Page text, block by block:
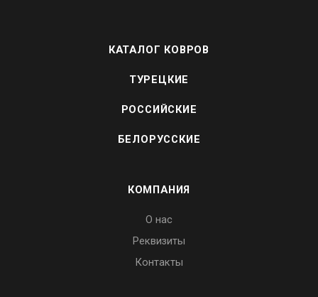
КАТАЛОГ КОВРОВ
ТУРЕЦКИЕ
РОССИЙСКИЕ
БЕЛОРУССКИЕ
КОМПАНИЯ
О нас
Реквизиты
Контакты